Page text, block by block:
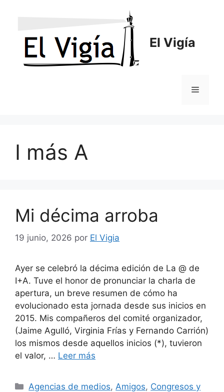
El Vigía
Menú
I más A
Mi décima arroba
19 junio, 2026 por El Vigia
Ayer se celebró la décima edición de La @ de
I+A. Tuve el honor de pronunciar la charla de
apertura, un breve resumen de cómo ha
evolucionado esta jornada desde sus inicios en
2015. Mis compañeros del comité organizador,
(Jaime Agulló, Virginia Frías y Fernando Carrión)
los mismos desde aquellos inicios (*), tuvieron
el valor, … Leer más
Categorías
Agencias de medios, Amigos, Congresos y